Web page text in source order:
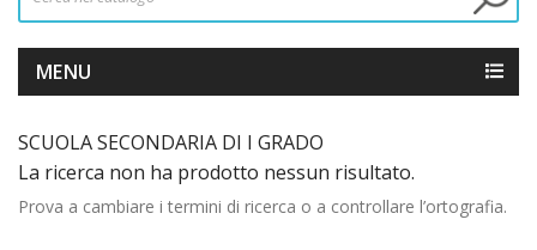
MENU
SCUOLA SECONDARIA DI I GRADO
La ricerca non ha prodotto nessun risultato.
Prova a cambiare i termini di ricerca o a controllare l’ortografia.